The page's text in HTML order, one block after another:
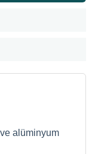
alüminyum